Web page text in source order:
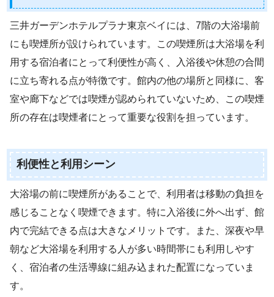
三井ガーデンホテルプラナ東京ベイには、7階の大浴場前
にも喫煙所が設けられています。この喫煙所は大浴場を利
用する宿泊者にとって利便性が高く、入浴後や休憩の合間
に立ち寄れる点が特徴です。館内の他の場所と同様に、客
室や廊下などでは喫煙が認められていないため、この喫煙
所の存在は喫煙者にとって重要な役割を担っています。
利便性と利用シーン
大浴場の前に喫煙所があることで、利用者は移動の負担を
感じることなく喫煙できます。特に入浴後に外へ出ず、館
内で完結できる点は大きなメリットです。また、深夜や早
朝など大浴場を利用する人が多い時間帯にも利用しやす
く、宿泊者の生活導線に組み込まれた配置になっていま
す。